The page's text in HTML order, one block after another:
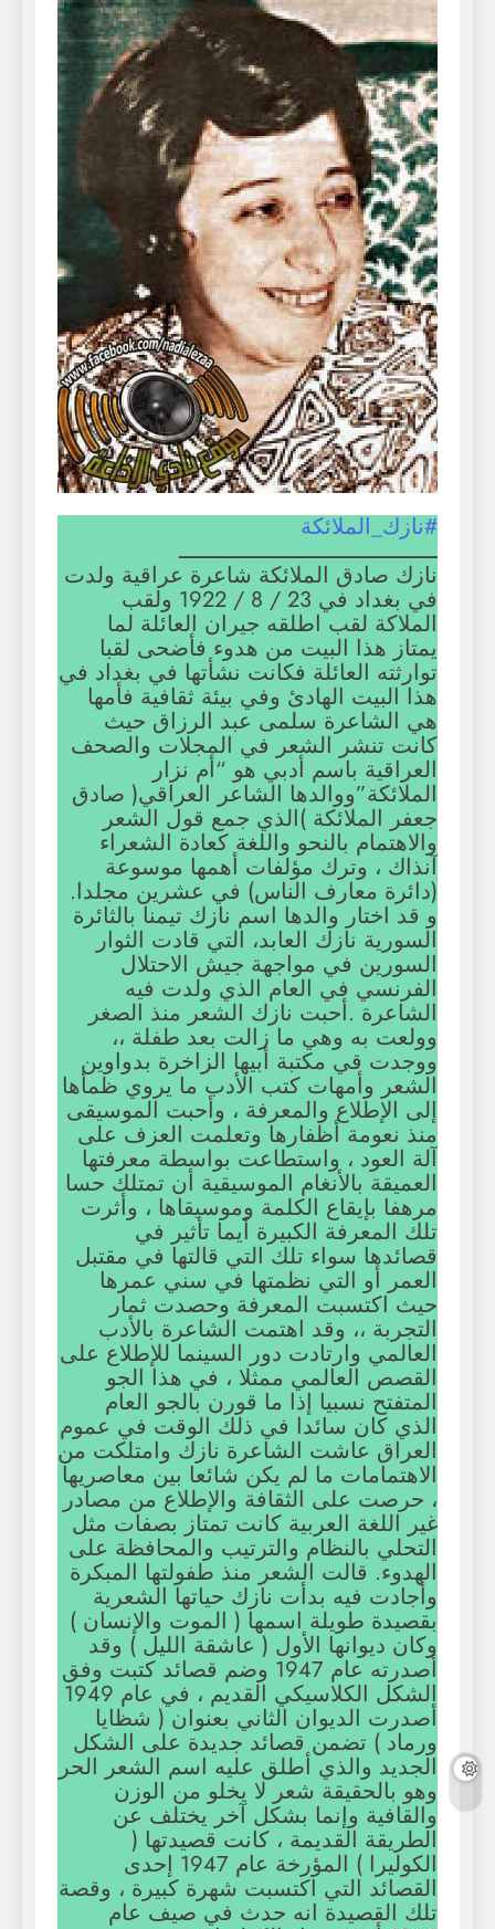
#نازك_الملائكة
ـــــــــــــــــــــــــــــــــــــــ
نازك صادق الملائكة شاعرة عراقية ولدت
في بغداد في 23 / 8 / 1922 ولقب
الملاكة لقب اطلقه جيران العائلة لما
يمتاز هذا البيت من هدوء فأضحى لقبا
توارثته العائلة فكانت نشأتها في بغداد في
هذا البيت الهادئ وفي بيئة ثقافية فأمها
هي الشاعرة سلمى عبد الرزاق حيث
كانت تنشر الشعر في المجلات والصحف
العراقية باسم أدبي هو “أم نزار
الملائكة”ووالدها الشاعر العراقي( صادق
جعفر الملائكة )الذي جمع قول الشعر
والاهتمام بالنحو واللغة كعادة الشعراء
آنذاك ، وترك مؤلفات أهمها موسوعة
(دائرة معارف الناس) في عشرين مجلدا.
و قد اختار والدها اسم نازك تيمنا بالثائرة
السورية نازك العابد، التي قادت الثوار
السورين في مواجهة جيش الاحتلال
الفرنسي في العام الذي ولدت فيه
الشاعرة .أحبت نازك الشعر منذ الصغر
وولعت به وهي ما زالت بعد طفلة ،،
ووجدت قي مكتبة أبيها الزاخرة بدواوين
الشعر وأمهات كتب الأدب ما يروي ظمأها
إلى الإطلاع والمعرفة ، وأحبت الموسيقى
منذ نعومة أظفارها وتعلمت العزف على
آلة العود ، واستطاعت بواسطة معرفتها
العميقة بالأنغام الموسيقية أن تمتلك حسا
مرهفا بإيقاع الكلمة وموسيقاها ، وأثرت
تلك المعرفة الكبيرة أيما تأثير في
قصائدها سواء تلك التي قالتها في مقتبل
العمر أو التي نظمتها في سني عمرها
حيث اكتسبت المعرفة وحصدت ثمار
التجربة ،، وقد اهتمت الشاعرة بالأدب
العالمي وارتادت دور السينما للإطلاع على
القصص العالمي ممثلا ، في هذا الجو
المتفتح نسبيا إذا ما قورن بالجو العام
الذي كان سائدا في ذلك الوقت في عموم
العراق عاشت الشاعرة نازك وامتلكت من
الاهتمامات ما لم يكن شائعا بين معاصريها
، حرصت على الثقافة والإطلاع من مصادر
غير اللغة العربية كانت تمتاز بصفات مثل
التحلي بالنظام والترتيب والمحافظة على
الهدوء. قالت الشعر منذ طفولتها المبكرة
وأجادت فيه بدأت نازك حياتها الشعرية
بقصيدة طويلة اسمها ( الموت والإنسان )
وكان ديوانها الأول ( عاشقة الليل ) وقد
أصدرته عام 1947 وضم قصائد كتبت وفق
الشكل الكلاسيكي القديم ، في عام 1949
أصدرت الديوان الثاني بعنوان ( شظايا
ورماد ) تضمن قصائد جديدة على الشكل
الجديد والذي أطلق عليه اسم الشعر الحر
وهو بالحقيقة شعر لا يخلو من الوزن
والقافية وإنما بشكل آخر يختلف عن
الطريقة القديمة ، كانت قصيدتها (
الكوليرا ) المؤرخة عام 1947 إحدى
القصائد التي اكتسبت شهرة كبيرة ، وقصة
تلك القصيدة انه حدث في صيف عام